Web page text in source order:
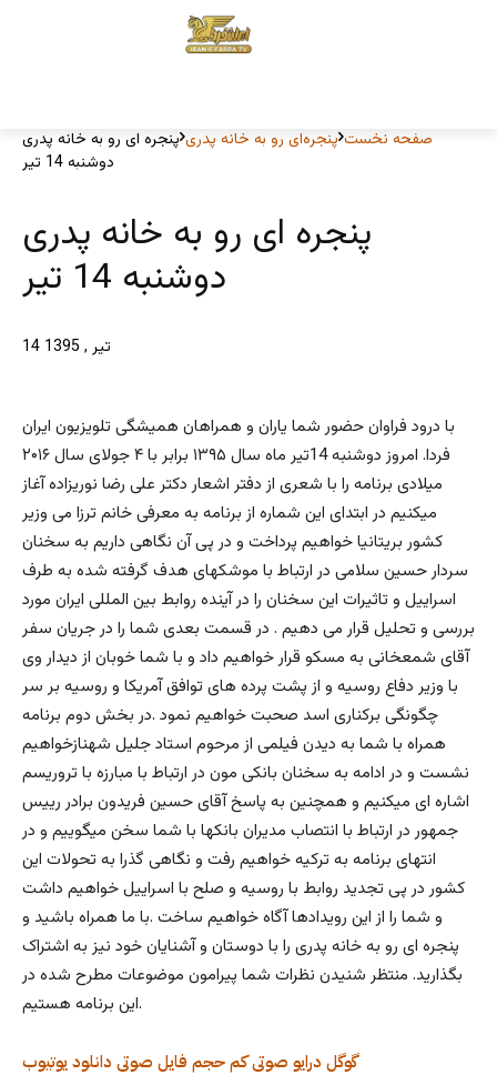
صفحه نخست پنجره‌ای رو به خانه پدری پنجره ای رو به خانه پدری
دوشنبه 14 تیر
پنجره ای رو به خانه پدری
دوشنبه 14 تیر
14 تیر , 1395
با درود فراوان حضور شما یاران و همراهان همیشگی تلویزیون ایران
فردا. امروز دوشنبه 14تیر ماه سال ۱۳۹۵ برابر با ۴ جولای سال ۲۰۱۶
میلادی برنامه را با شعری از دفتر اشعار دکتر علی رضا نوریزاده آغاز
میکنیم در ابتدای این شماره از برنامه به معرفی خانم ترزا می وزیر
کشور بریتانیا خواهیم پرداخت و در پی آن نگاهی داریم به سخنان
سردار حسین سلامی در ارتباط با موشکهای هدف گرفته شده به طرف
اسراییل و تاثیرات این سخنان را در آینده روابط بین المللی ایران مورد
بررسی و تحلیل قرار می دهیم . در قسمت بعدی شما را در جریان سفر
آقای شمعخانی به مسکو قرار خواهیم داد و با شما خوبان از دیدار وی
با وزیر دفاع روسیه و از پشت پرده های توافق آمریکا و روسیه بر سر
چگونگی برکناری اسد صحبت خواهیم نمود .در بخش دوم برنامه
همراه با شما به دیدن فیلمی از مرحوم استاد جلیل شهنازخواهیم
نشست و در ادامه به سخنان بانکی مون در ارتباط با مبارزه با تروریسم
اشاره ای میکنیم و همچنین به پاسخ آقای حسین فریدون برادر رییس
جمهور در ارتباط با انتصاب مدیران بانکها با شما سخن میگوییم و در
انتهای برنامه به ترکیه خواهیم رفت و نگاهی گذرا به تحولات این
کشور در پی تجدید روابط با روسیه و صلح با اسراییل خواهیم داشت
و شما را از این رویدادها آگاه خواهیم ساخت .با ما همراه باشید و
پنجره ای رو به خانه پدری را با دوستان و آشنایان خود نیز به اشتراک
بگذارید. منتظر شنیدن نظرات شما پیرامون موضوعات مطرح شده در
این برنامه هستیم.
یوتیوب دانلود فایل صوتی صوتی کم حجم گوگل درایو